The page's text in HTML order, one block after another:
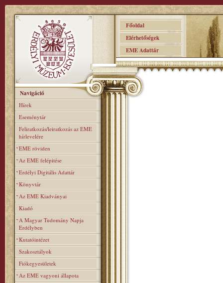
Főoldal
Elérhetőségek
EME Adattár
Navigáció
Hírek
Eseménytár
Feliratkozás/leiratkozás az EME
hírlevelére
EME röviden
Az EME felépitése
Erdélyi Digitális Adattár
Könyvtár
Az EME Kiadványai
Kiadó
A Magyar Tudomány Napja
Erdélyben
Kutatóintézet
Szakosztályok
Fiókegyesületek
Az EME vagyoni állapota